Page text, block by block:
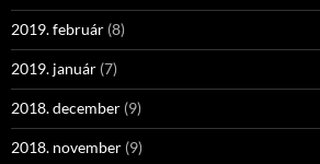
2019. február (8)
2019. január (7)
2018. december (9)
2018. november (9)